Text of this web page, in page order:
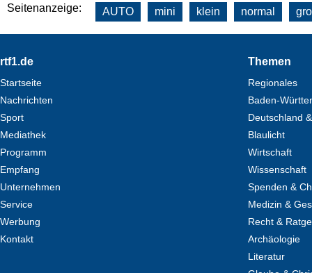
Seitenanzeige: AUTO mini klein normal
Footer
rtf1.de
Startseite
Nachrichten
Sport
Mediathek
Programm
Empfang
Unternehmen
Service
Werbung
Kontakt
Themen
Regionales
Baden-
Deutschland
Blaulicht
Wirtschaft
Wissenschaft
Spenden &
Medizin &
Recht &
Archäologie
Literatur